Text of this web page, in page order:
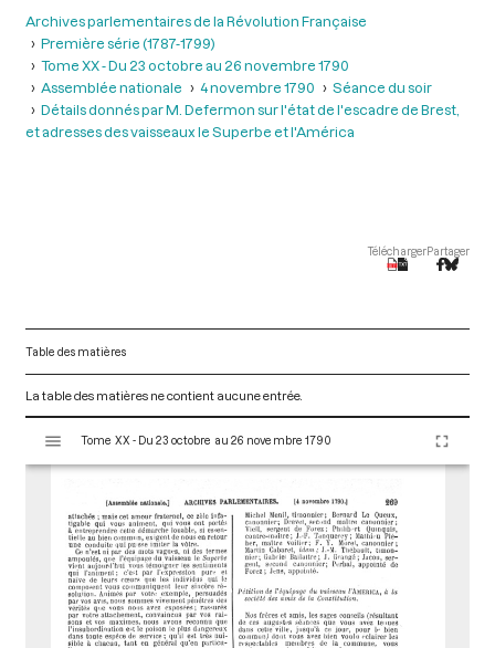
Archives parlementaires de la Révolution Française
Première série (1787-1799)
Tome XX - Du 23 octobre au 26 novembre 1790
Assemblée nationale
4 novembre 1790
Séance du soir
Détails donnés par M. Defermon sur l'état de l'escadre de Brest,
et adresses des vaisseaux le Superbe et l'América
TéléchargerPartager
Table des matières
La table des matières ne contient aucune entrée.
s
Tome XX - Du 23 octobre au 26 novembre 1790